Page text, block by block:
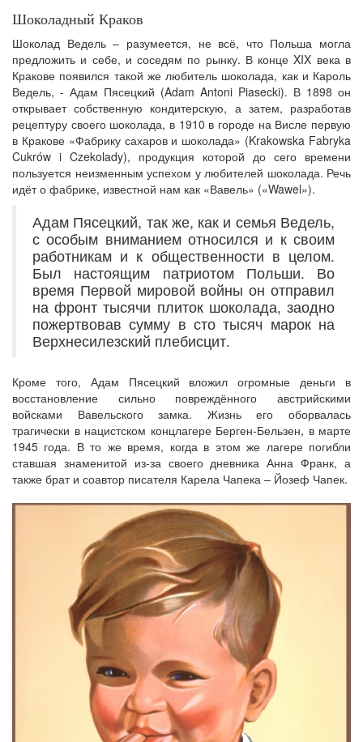
Шоколадный Краков
Шоколад Ведель – разумеется, не всё, что Польша могла
предложить и себе, и соседям по рынку. В конце XIX века в
Кракове появился такой же любитель шоколада, как и Кароль
Ведель, - Адам Пясецкий (Adam Antoni Piasecki). В 1898 он
открывает собственную кондитерскую, а затем, разработав
рецептуру своего шоколада, в 1910 в городе на Висле первую
в Кракове «Фабрику сахаров и шоколада» (Krakowska Fabryka
Cukrów i Czekolady), продукция которой до сего времени
пользуется неизменным успехом у любителей шоколада. Речь
идёт о фабрике, известной нам как «Вавель» («Wawel»).
Адам Пясецкий, так же, как и семья Ведель,
с особым вниманием относился и к своим
работникам и к общественности в целом.
Был настоящим патриотом Польши. Во
время Первой мировой войны он отправил
на фронт тысячи плиток шоколада, заодно
пожертвовав сумму в сто тысяч марок на
Верхнесилезский плебисцит.
Кроме того, Адам Пясецкий вложил огромные деньги в
восстановление сильно повреждённого австрийскими
войсками Вавельского замка. Жизнь его оборвалась
трагически в нацистском концлагере Берген-Бельзен, в марте
1945 года. В то же время, когда в этом же лагере погибли
ставшая знаменитой из-за своего дневника Анна Франк, а
также брат и соавтор писателя Карела Чапека – Йозеф Чапек.